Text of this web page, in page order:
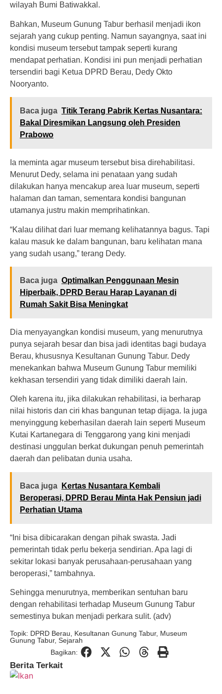
wilayah Bumi Batiwakkal.
Bahkan, Museum Gunung Tabur berhasil menjadi ikon
sejarah yang cukup penting. Namun sayangnya, saat ini
kondisi museum tersebut tampak seperti kurang
mendapat perhatian. Kondisi ini pun menjadi perhatian
tersendiri bagi Ketua DPRD Berau, Dedy Okto
Nooryanto.
Baca juga Titik Terang Pabrik Kertas Nusantara:
Bakal Diresmikan Langsung oleh Presiden
Prabowo
Ia meminta agar museum tersebut bisa direhabilitasi.
Menurut Dedy, selama ini penataan yang sudah
dilakukan hanya mencakup area luar museum, seperti
halaman dan taman, sementara kondisi bangunan
utamanya justru makin memprihatinkan.
“Kalau dilihat dari luar memang kelihatannya bagus. Tapi
kalau masuk ke dalam bangunan, baru kelihatan mana
yang sudah usang,” terang Dedy.
Baca juga Optimalkan Penggunaan Mesin
Hiperbaik, DPRD Berau Harap Layanan di
Rumah Sakit Bisa Meningkat
Dia menyayangkan kondisi museum, yang menurutnya
punya sejarah besar dan bisa jadi identitas bagi budaya
Berau, khususnya Kesultanan Gunung Tabur. Dedy
menekankan bahwa Museum Gunung Tabur memiliki
kekhasan tersendiri yang tidak dimiliki daerah lain.
Oleh karena itu, jika dilakukan rehabilitasi, ia berharap
nilai historis dan ciri khas bangunan tetap dijaga. Ia juga
menyinggung keberhasilan daerah lain seperti Museum
Kutai Kartanegara di Tenggarong yang kini menjadi
destinasi unggulan berkat dukungan penuh pemerintah
daerah dan pelibatan dunia usaha.
Baca juga
Kertas Nusantara Kembali
Beroperasi, DPRD Berau Minta Hak Pensiun jadi
Perhatian Utama
“Ini bisa dibicarakan dengan pihak swasta. Jadi
pemerintah tidak perlu bekerja sendirian. Apa lagi di
sekitar lokasi banyak perusahaan-perusahaan yang
beroperasi,” tambahnya.
Sehingga menurutnya, memberikan sentuhan baru
dengan rehabilitasi terhadap Museum Gunung Tabur
semestinya bukan menjadi perkara sulit. (adv)
Topik: DPRD Berau Kesultanan Gunung Tabur, Museum
Gunung Tabur, Sejarah
Bagikan:
Berita Terkait